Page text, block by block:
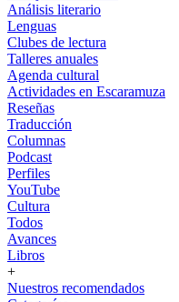
Análisis literario
Lenguas
Clubes de lectura
Talleres anuales
Agenda cultural
Actividades en Escaramuza
Reseñas
Traducción
Columnas
Podcast
Perfiles
YouTube
Cultura
Todos
Avances
Libros
+
Nuestros recomendados